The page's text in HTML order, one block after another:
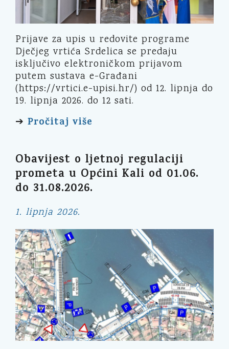
Prijave za upis u redovite programe
Dječjeg vrtića Srdelica se predaju
isključivo elektroničkom prijavom
putem sustava e-Građani
(https://vrtici.e-upisi.hr/) od 12. lipnja do
19. lipnja 2026. do 12 sati.
➔ Pročitaj više
Obavijest o ljetnoj regulaciji
prometa u Općini Kali od 01.06.
do 31.08.2026.
1. lipnja 2026.